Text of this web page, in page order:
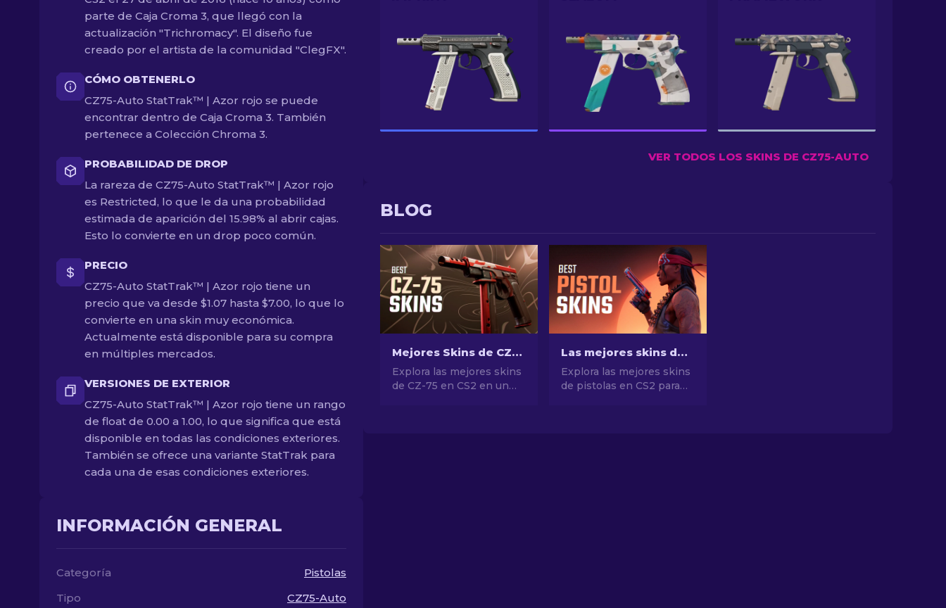
parte de Caja Croma 3, que llegó con la
actualización "Trichromacy". El diseño fue
creado por el artista de la comunidad "ClegFX".
CÓMO OBTENERLO
CZ75-Auto StatTrak™ | Azor rojo se puede
encontrar dentro de Caja Croma 3. También
pertenece a Colección Chroma 3.
PROBABILIDAD DE DROP
La rareza de CZ75-Auto StatTrak™ | Azor rojo
es Restricted, lo que le da una probabilidad
estimada de aparición del 15.98% al abrir cajas.
Esto lo convierte en un drop poco común.
PRECIO
CZ75-Auto StatTrak™ | Azor rojo tiene un
precio que va desde $1.07 hasta $7.00, lo que lo
convierte en una skin muy económica.
Actualmente está disponible para su compra
en múltiples mercados.
VERSIONES DE EXTERIOR
CZ75-Auto StatTrak™ | Azor rojo tiene un rango
de float de 0.00 a 1.00, lo que significa que está
disponible en todas las condiciones exteriores.
También se ofrece una variante StatTrak para
cada una de esas condiciones exteriores.
INFORMACIÓN GENERAL
Categoría
Pistolas
Tipo
CZ75-Auto
VER TODOS LOS SKINS DE CZ75-AUTO
BLOG
Mejores Skins de CZ-75 en CS2, de baratas a más costosas
Explora las mejores skins
de CZ-75 en CS2 en un
Las mejores skins de pistolas en CS2 [2026]
Explora las mejores skins
de pistolas en CS2 para